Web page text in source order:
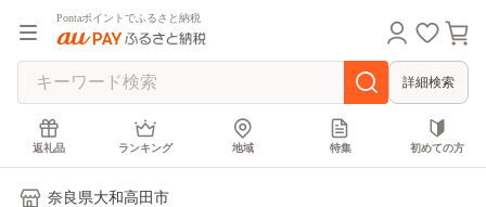
Pontaポイントでふるさと納税
詳細検索
返礼品 ランキング 地域 特集 初めての方
奈良県大和高田市